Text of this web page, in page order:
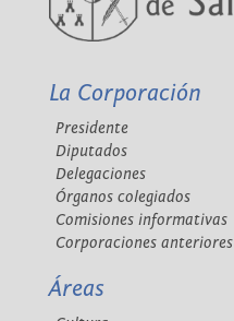
La Corporación
Presidente
Diputados
Delegaciones
Órganos colegiados
Comisiones informativas
Corporaciones anteriores
Áreas